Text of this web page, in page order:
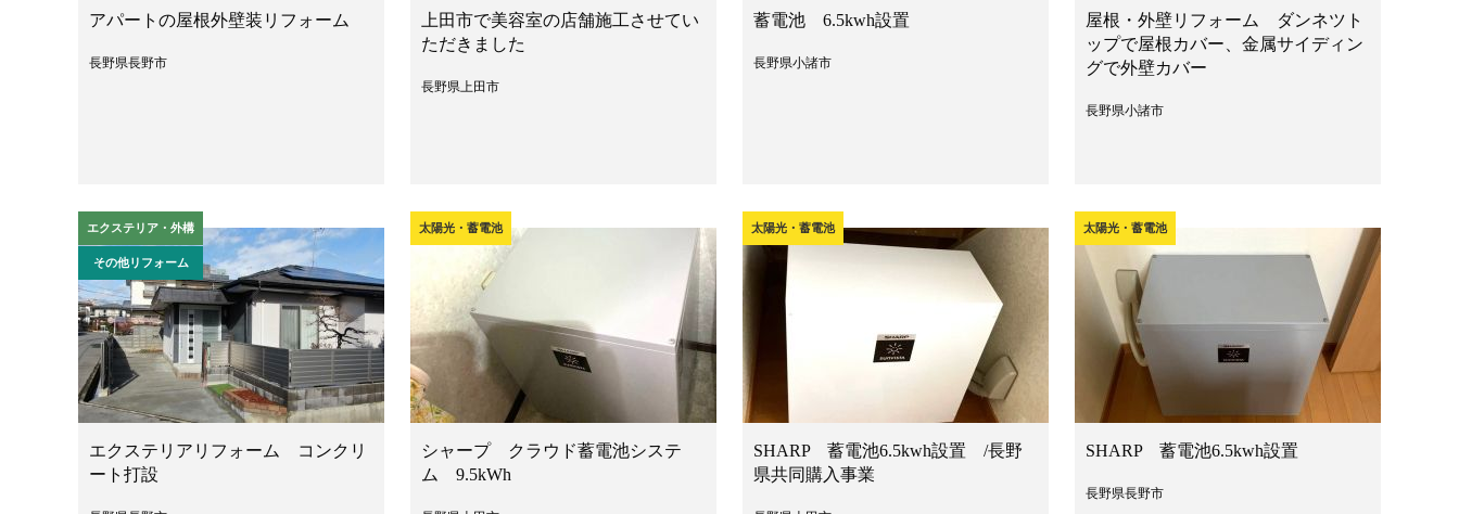
アパートの屋根外壁装リフォーム
長野県長野市
上田市で美容室の店舗施工させてい
ただきました
長野県上田市
蓄電池 6.5kwh設置
長野県小諸市
屋根・外壁リフォーム ダンネツト
ップで屋根カバー、金属サイディン
グで外壁カバー
長野県小諸市
エクステリア・外構
その他リフォーム
エクステリアリフォーム コンクリ
ート打設
太陽光・蓄電池
シャープ クラウド蓄電池システ
ム 9.5kWh
太陽光・蓄電池
SHARP 蓄電池6.5kwh設置 /長野
県共同購入事業
太陽光・蓄電池
SHARP 蓄電池6.5kwh設置
長野県長野市